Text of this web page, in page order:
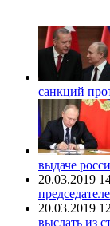
санкций
выдаче
20.03.2019
20.03.2019
выслать из